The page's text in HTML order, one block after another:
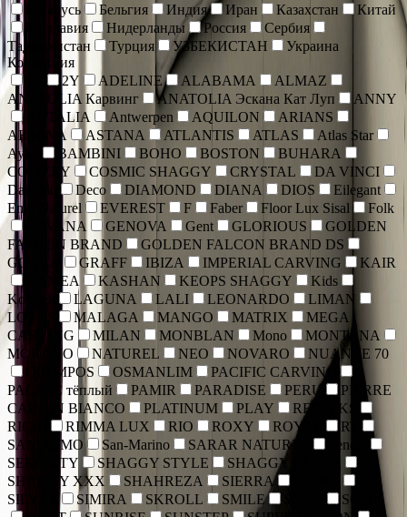
Беларусь
Бельгия Индия Иран Казахстан
Китай
Молдавия
Нидерланды Россия
Сербия
Таджикистан
Турция УЗБЕКИСТАН
Украина
Коллекция
2Y ADELINE ALABAMA
ALMAZ
ANATOLIA Карвинг
ANATOLIA Эскана Кат Луп
ANNY
ANTALIA
Antwerpen AQUILON
ARIANS
ARMINA
ASTANA ATLANTIS ATLAS
Atlas Star
Aylin
BAMBINI BOHO BOSTON
BUHARA
COLIZEY
COSMIC SHAGGY CRYSTAL
DA VINCI
Danubio
Deco DIAMOND DIANA DIOS
Eilegant
Emir Naturel
EVEREST F Faber Floor Lux Sisal
Folk
GAVANA
GENOVA Gent GLORIOUS
GOLDEN
FALCON BRAND
GOLDEN FALCON BRAND DS
GONCA
GRAFF IBIZA IMPERIAL CARVING
KAIR
KAMEA
KASHAN KEOPS SHAGGY
Kids
Kortriek
LAGUNA LALI LEONARDO
LIMAN
LOTOS
MALAGA MANGO MATRIX
MEGA
CARVING
MILAN MONBLAN Mono
MONTANA
MORANO
NATUREL NEO NOVARO
NUANCE 70
OLYMPOS
OSMANLIM
PACIFIC CARVING
PACIFIC тёплый
PAMIR PARADISE PERU
PIERRE
CARDIN BIANCO
PLATINUM PLAY
REFLEKS
RICHI
RIMMA LUX RIO ROXY ROYAL
RT
SAN REMO
San-Marino SARAR NATUREL
Sencer
SERENITY
SHAGGY STYLE
SHAGGY ULTRA
SHAGGY XXX
SHAHREZA SIERRA
SILVER
SIMIRA SKROLL SMILE
SOFIA